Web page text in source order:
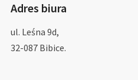
Adres biura
ul. Leśna 9d,
32-087 Bibice.